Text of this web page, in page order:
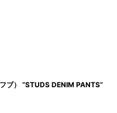
ブ） “STUDS DENIM PANTS”